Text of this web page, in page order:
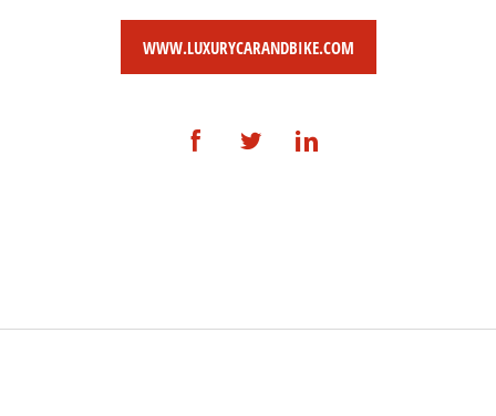
WWW.LUXURYCARANDBIKE.COM